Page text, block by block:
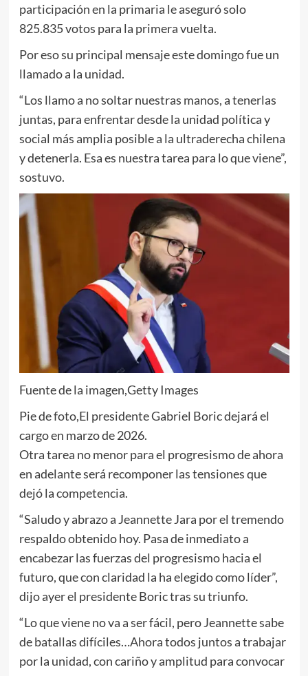
participación en la primaria le aseguró solo
825.835 votos para la primera vuelta.
Por eso su principal mensaje este domingo fue un
llamado a la unidad.
“Los llamo a no soltar nuestras manos, a tenerlas
juntas, para enfrentar desde la unidad política y
social más amplia posible a la ultraderecha chilena
y detenerla. Esa es nuestra tarea para lo que viene”,
sostuvo.
Fuente de la imagen,Getty Images
Pie de foto,El presidente Gabriel Boric dejará el
cargo en marzo de 2026.
Otra tarea no menor para el progresismo de ahora
en adelante será recomponer las tensiones que
dejó la competencia.
“Saludo y abrazo a Jeannette Jara por el tremendo
respaldo obtenido hoy. Pasa de inmediato a
encabezar las fuerzas del progresismo hacia el
futuro, que con claridad la ha elegido como líder”,
dijo ayer el presidente Boric tras su triunfo.
“Lo que viene no va a ser fácil, pero Jeannette sabe
de batallas difíciles…Ahora todos juntos a trabajar
por la unidad, con cariño y amplitud para convocar